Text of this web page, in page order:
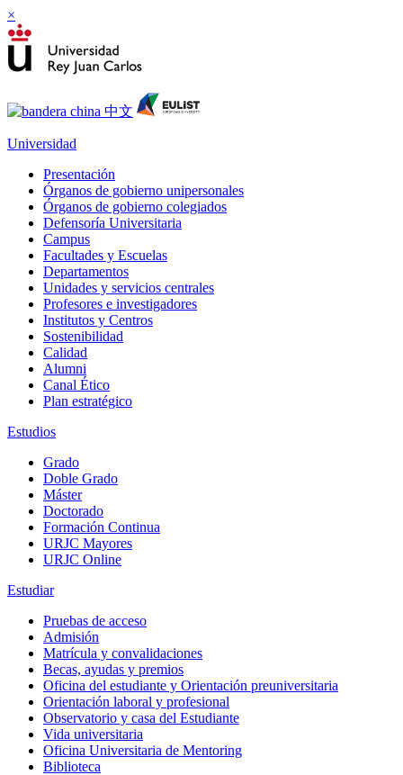
×
Universidad
Presentación
Órganos de gobierno unipersonales
Órganos de gobierno colegiados
Defensoría Universitaria
Campus
Facultades y Escuelas
Departamentos
Unidades y servicios centrales
Profesores e investigadores
Institutos y Centros
Sostenibilidad
Calidad
Alumni
Canal Ético
Plan estratégico
Estudios
Grado
Doble Grado
Máster
Doctorado
Formación Continua
URJC Mayores
URJC Online
Estudiar
Pruebas de acceso
Admisión
Matrícula y convalidaciones
Becas, ayudas y premios
Oficina del estudiante y Orientación preuniversitaria
Orientación laboral y profesional
Observatorio y casa del Estudiante
Vida universitaria
Oficina Universitaria de Mentoring
Biblioteca